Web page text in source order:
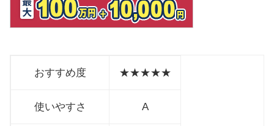
おすすめ度 ★★★★★
使いやすさ A